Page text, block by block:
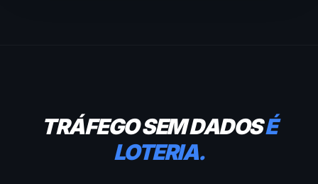
TRÁFEGO SEM DADOSÉ
LOTERIA.